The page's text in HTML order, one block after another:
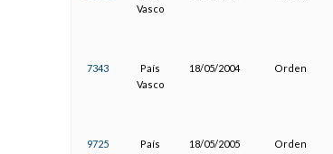
Vasco
7343
País
Vasco
18/05/2004 Orden
9725
País
18/05/2005 Orden